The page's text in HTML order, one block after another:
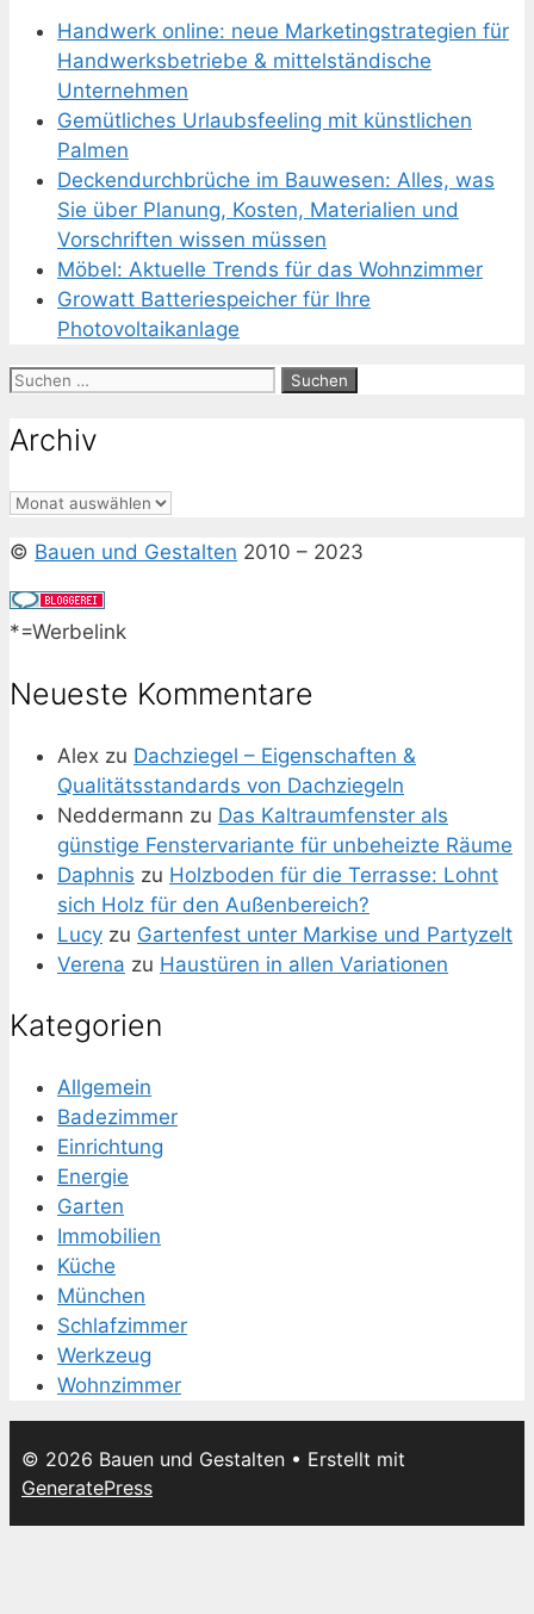
Handwerk online: neue Marketingstrategien für
Handwerksbetriebe & mittelständische
Unternehmen
Gemütliches Urlaubsfeeling mit künstlichen
Palmen
Deckendurchbrüche im Bauwesen: Alles, was
Sie über Planung, Kosten, Materialien und
Vorschriften wissen müssen
Möbel: Aktuelle Trends für das Wohnzimmer
Growatt Batteriespeicher für Ihre
Photovoltaikanlage
Suchen
Archiv
Archiv
© Bauen und Gestalten 2010 – 2023
*=Werbelink
Neueste Kommentare
Alex zu Dachziegel – Eigenschaften &
Qualitätsstandards von Dachziegeln
Neddermann zu Das Kaltraumfenster als
günstige Fenstervariante für unbeheizte Räume
Daphnis zu Holzboden für die Terrasse: Lohnt
sich Holz für den Außenbereich?
Lucy zu Gartenfest unter Markise und Partyzelt
Verena zu Haustüren in allen Variationen
Kategorien
Allgemein
Badezimmer
Einrichtung
Energie
Garten
Immobilien
Küche
München
Schlafzimmer
Werkzeug
Wohnzimmer
© 2026 Bauen und Gestalten • Erstellt mit
GeneratePress